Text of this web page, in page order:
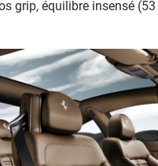
grip, équilibre insensé